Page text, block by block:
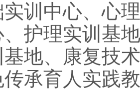
训中心、心
护理实训基
地、康复技
承育人实践